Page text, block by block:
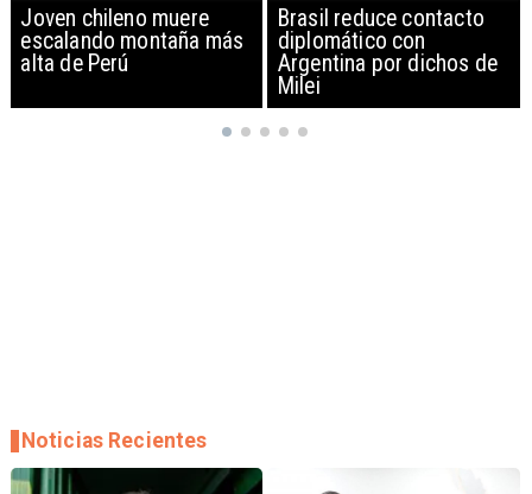
Brasil reduce contacto
diplomático con
Argentina por dichos de
China restringe
exportación de drones a
EEUU y sanciona
empresas
Noticias Recientes